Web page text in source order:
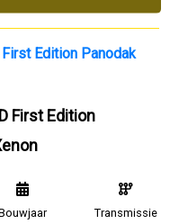
First Edition
Transmissie